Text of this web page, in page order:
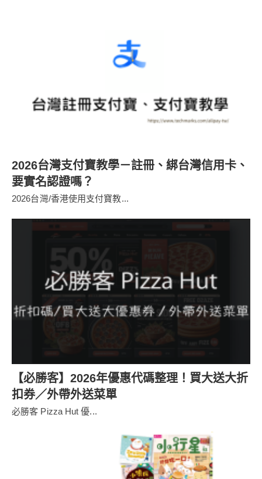
2026台灣支付寶教學－註冊、綁台灣信用卡、
要實名認證嗎？
2026台灣/香港使用支付寶教...
【必勝客】2026年優惠代碼整理！買大送大折
扣券／外帶外送菜單
必勝客 Pizza Hut 優...